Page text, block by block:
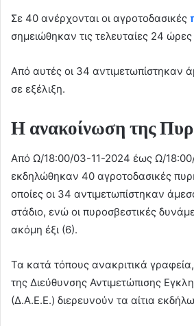
Σε 40 ανέρχονται οι αγροτοδασικές
σημειώθηκαν τις τελευταίες 24
Από αυτές οι 34 αντιμετωπίστηκαν
σε εξέλιξη.
Η ανακοίνωση της
Από Ω/18:00/03-11-2024 έως Ω/
εκδηλώθηκαν 40 αγροτοδασικές
οποίες οι 34 αντιμετωπίστηκαν
στάδιο, ενώ οι πυροσβεστικές
ακόμη έξι (6).
Τα κατά τόπους ανακριτικά
της Διεύθυνσης Αντιμετώπισης
(Δ.Α.Ε.Ε.) διερευνούν τα αίτια